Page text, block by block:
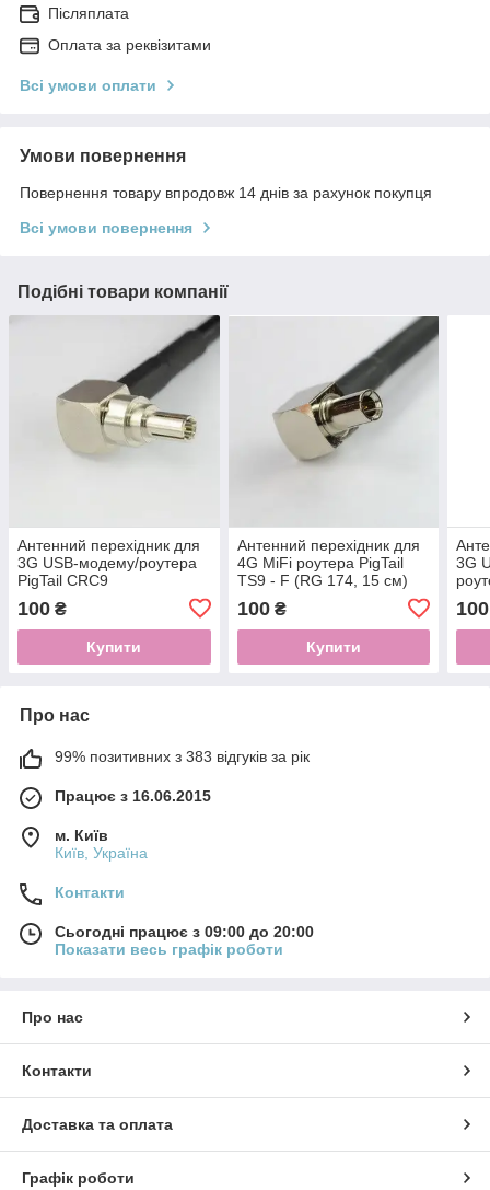
Післяплата
Оплата за реквізитами
Всі умови оплати
Умови повернення
Повернення товару впродовж 14 днів за рахунок покупця
Всі умови повернення
Подібні товари компанії
Антенний перехідник для
3G USB-модему/роутера
PigTail CRC9
100 ₴
Купити
Антенний перехідник для
4G MiFi роутера PigTail
TS9 - F (RG 174, 15 см)
100₴
Купити
3G
100
Про нас
99% позитивних з 383 відгуків за рік
Працює з 16.06.2015
м. Київ
Київ, Україна
Контакти
Сьогодні працює з 09:00 до 20:00
Показати весь графік роботи
Про нас
Контакти
Доставка та оплата
Графік роботи